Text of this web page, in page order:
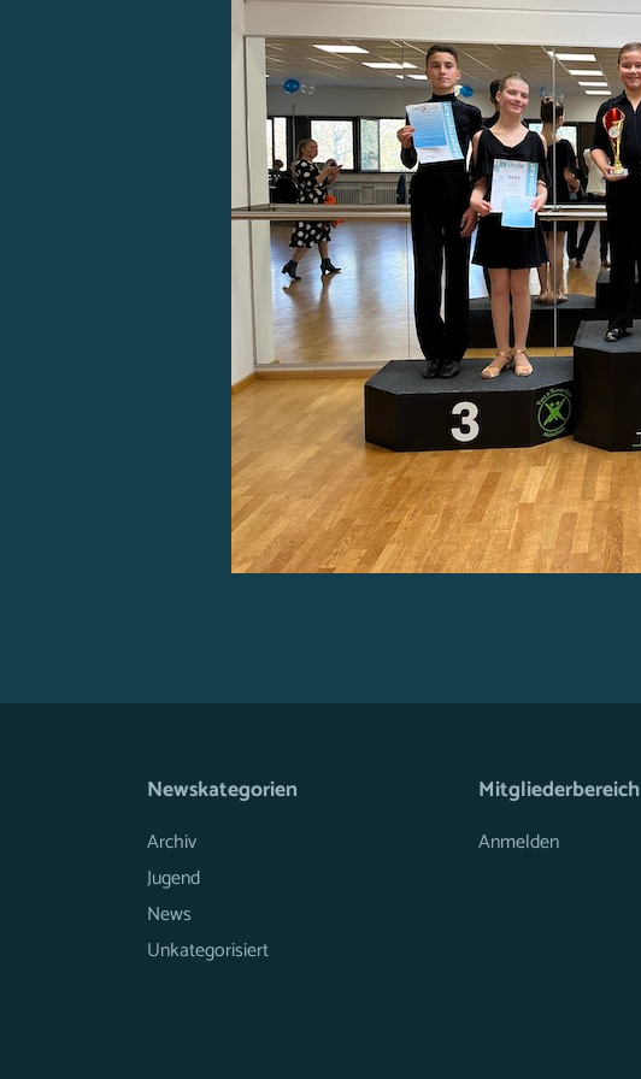
Newskategorien
Archiv
Jugend
News
Unkategorisiert
Mitgliederbereich
Anmelden